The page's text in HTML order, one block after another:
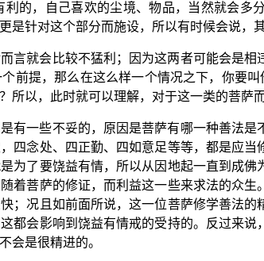
的，自己喜欢的尘境、物品，当然就会多
针对这个部分而施设，所以有时候会说，
言就会比较不猛利；因为这两者可能会是
前提，那么在这么样一个情况之下，你要
以，此时就可以理解，对于这一类的菩萨
有一些不妥的，原因是菩萨有哪一种善法
四念处、四正勤、四如意足等等，都是应
为了要饶益有情，所以从因地起一直到成佛
着菩萨的修证，而利益这一些来求法的众
；况且如前面所说，这一位菩萨修学善法的
都会影响到饶益有情戒的受持的。反过来
会是很精进的。